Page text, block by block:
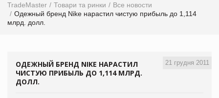
TradeMaster Товари та ринки
Все новости
Одежный бренд Nike нарастил чистую прибыль до 1,114
млрд. долл.
21 грудня 2011
ОДЕЖНЫЙ БРЕНД NIKE НАРАСТИЛ
ЧИСТУЮ ПРИБЫЛЬ ДО 1,114 МЛРД.
ДОЛЛ.